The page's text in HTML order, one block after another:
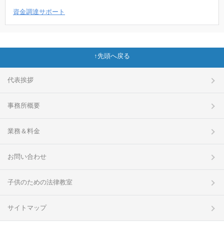
資金調達サポート
先頭へ戻る
代表挨拶
事務所概要
業務＆料金
お問い合わせ
子供のための法律教室
サイトマップ